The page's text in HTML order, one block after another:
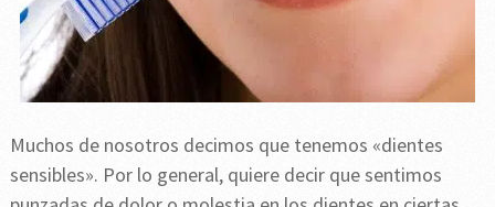
Muchos de nosotros decimos que tenemos «dientes
sensibles». Por lo general, quiere decir que sentimos